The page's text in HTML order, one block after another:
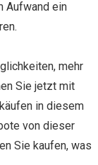
Aufwand ein
mehr
Sie jetzt mit
in diesem
von dieser
Sie kaufen, was